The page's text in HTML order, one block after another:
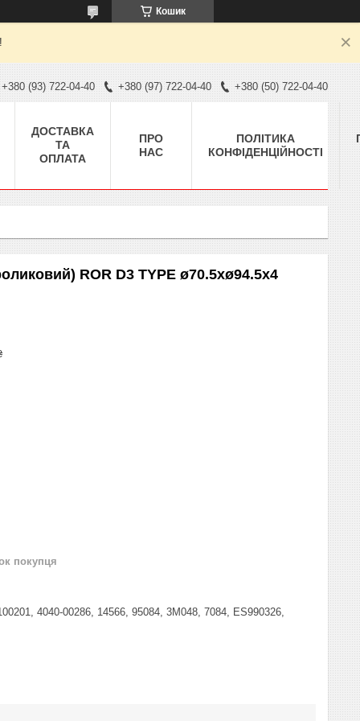
Кошик
+380 (93) 722-04-40 +380 (97) 722-04-40 +380 (50) 722-04-40
ДОСТАВКА
ТА
ОПЛАТА
ПРО
НАС
ПОЛІТИКА
КОНФІДЕНЦІЙНОСТІ
ROR D3 TYPE ø70.5xø94.5x4
покупця
4040-00286, 14566, 95084, 3M048, 7084, ES990326,